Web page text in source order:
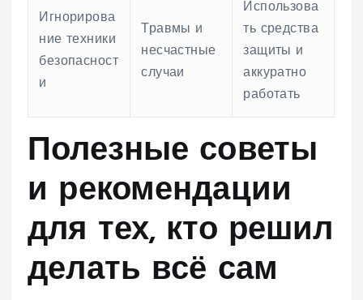
Игнорирова
ние техники
безопасност
и
Травмы и
несчастные
случаи
Использова
ть средства
защиты и
аккуратно
работать
Полезные советы
и рекомендации
для тех, кто решил
делать всё сам